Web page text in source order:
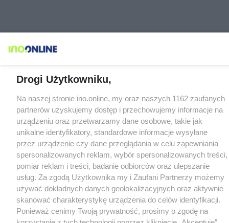
Drogi Użytkowniku,
Na naszej stronie ino.online, my oraz naszych 1162 zaufanych
partnerów uzyskujemy dostęp i przechowujemy informacje na
urządzeniu oraz przetwarzamy dane osobowe, takie jak
unikalne identyfikatory, standardowe informacje wysyłane
przez urządzenie czy dane przeglądania w celu zapewniania
spersonalizowanych reklam, wybór spersonalizowanych treści,
pomiar reklam i treści, badanie odbiorców oraz ulepszanie
usług. Za zgodą Użytkownika my i Zaufani Partnerzy możemy
używać dokładnych danych geolokalizacyjnych oraz aktywnie
skanować charakterystykę urządzenia do celów identyfikacji.
Ponieważ cenimy Twoją prywatność, prosimy o zgodę na